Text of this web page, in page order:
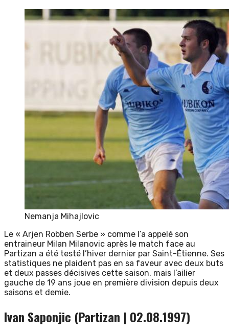
Nemanja Mihajlovic
Le « Arjen Robben Serbe » comme l’a appelé son
entraineur Milan Milanovic après le match face au
Partizan a été testé l’hiver dernier par Saint-Étienne. Ses
statistiques ne plaident pas en sa faveur avec deux buts
et deux passes décisives cette saison, mais l’ailier
gauche de 19 ans joue en première division depuis deux
saisons et demie.
Ivan Saponjic (Partizan | 02.08.1997)